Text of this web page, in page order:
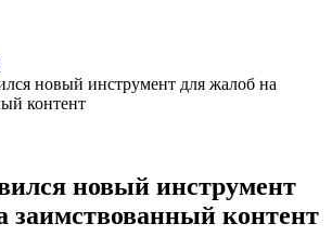
новый инструмент для жалоб на
контент
новый инструмент
заимствованный контент